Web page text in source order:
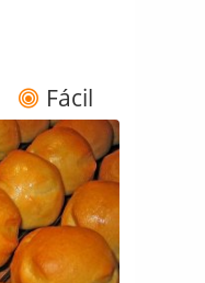
Fácil